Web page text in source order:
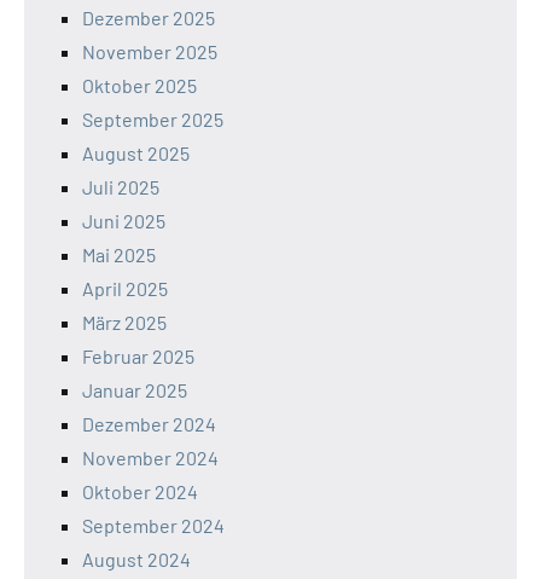
Dezember 2025
November 2025
Oktober 2025
September 2025
August 2025
Juli 2025
Juni 2025
Mai 2025
April 2025
März 2025
Februar 2025
Januar 2025
Dezember 2024
November 2024
Oktober 2024
September 2024
August 2024